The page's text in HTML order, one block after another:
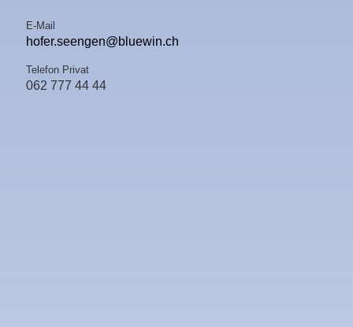
E-Mail
hofer.seengen@bluewin.ch
Telefon Privat
062 777 44 44